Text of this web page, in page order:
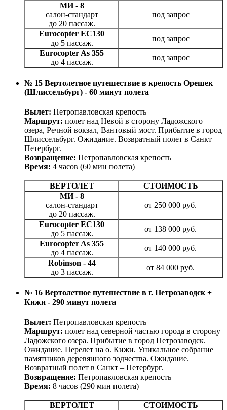
МИ - 8
салон-стандарт
до 20 пассаж.
под запрос
Eurocopter EC130
до 5 пассаж.
под запрос
Eurocopter As 355
до 4 пассаж.
под запрос
№ 15 Вертолетное путешествие в крепость Орешек
(Шлиссельбург) - 60 минут полета
Вылет: Петропавловская крепость
Маршрут: полет над Невой в сторону Ладожского
озера, Речной вокзал, Вантовый мост. Прибытие в город
Шлиссельбург. Ожидание. Возвратный полет в Санкт –
Петербург.
Возвращение: Петропавловская крепость
Время: 4 часов (60 мин полета)
ВЕРТОЛЕТ
СТОИМОСТЬ
МИ - 8
салон-стандарт
до 20 пассаж.
от 250 000 руб.
Eurocopter EC130
до 5 пассаж.
от 138 000 руб.
Eurocopter As 355
до 4 пассаж.
от 140 000 руб.
Robinson - 44
до 3 пассаж.
от 84 000 руб.
№ 16 Вертолетное путешествие в г. Петрозаводск +
Кижи - 290 минут полета
Вылет: Петропавловская крепость
Маршрут: полет над северной частью города в сторону
Ладожского озера. Прибытие в город Петрозаводск.
Ожидание. Перелет на о. Кижи. Уникальное собрание
памятников деревянного зодчества. Ожидание.
Возвратный полет в Санкт – Петербург.
Возвращение: Петропавловская крепость
Время: 8 часов (290 мин полета)
ВЕРТОЛЕТ
СТОИМОСТЬ